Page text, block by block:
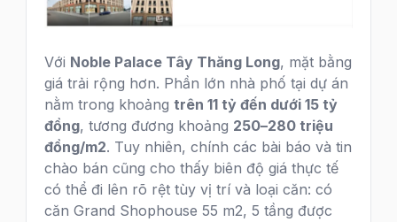
Với Noble Palace Tây Thăng Long, mặt bằng
giá trải rộng hơn. Phần lớn nhà phố tại dự án
nằm trong khoảng trên 11 tỷ đến dưới 15 tỷ
đồng, tương đương khoảng 250–280 triệu
đồng/m2. Tuy nhiên, chính các bài báo và tin
chào bán cũng cho thấy biên độ giá thực tế
có thể đi lên rõ rệt tùy vị trí và loại căn: có
căn Grand Shophouse 55 m2, 5 tầng được